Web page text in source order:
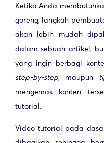
Ketika Anda
goreng, langkah
akan lebih mudah
dalam sebuah artikel,
yang ingin berbagi
step-by-step, maupun
mengemas konten
tutorial.
Video tutorial pada